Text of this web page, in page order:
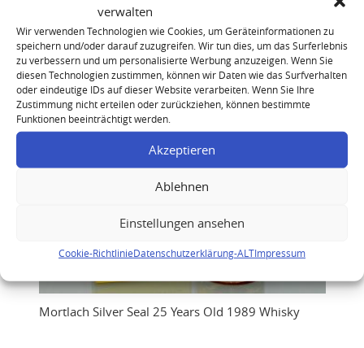
verwalten
Wir verwenden Technologien wie Cookies, um Geräteinformationen zu
speichern und/oder darauf zuzugreifen. Wir tun dies, um das Surferlebnis
zu verbessern und um personalisierte Werbung anzuzeigen. Wenn Sie
diesen Technologien zustimmen, können wir Daten wie das Surfverhalten
oder eindeutige IDs auf dieser Website verarbeiten. Wenn Sie Ihre
Zustimmung nicht erteilen oder zurückziehen, können bestimmte
Funktionen beeinträchtigt werden.
Akzeptieren
Ablehnen
Einstellungen ansehen
Cookie-RichtlinieDatenschutzerklärung-ALTImpressum
Mortlach Silver Seal 25 Years Old 1989 Whisky